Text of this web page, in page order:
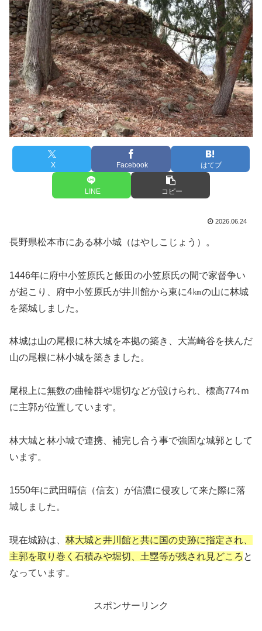
X Facebook はてブ
LINE コピー
2026.06.24
長野県松本市にある林小城（はやしこじょう）。
1446年に府中小笠原氏と飯田の小笠原氏の間で家督争い
が起こり、府中小笠原氏が井川館から東に4㎞の山に林城
を築城しました。
林城は山の尾根に林大城を本拠の築き、大嵩崎谷を挟んだ
山の尾根に林小城を築きました。
尾根上に無数の曲輪群や堀切などが設けられ、標高774ｍ
に主郭が位置しています。
林大城と林小城で連携、補完し合う事で強固な城郭として
います。
1550年に武田晴信（信玄）が信濃に侵攻して来た際に落
城しました。
現在城跡は、 林大城と井川館と共に国の史跡に指定され、
主郭を取り巻く石積みや堀切、土塁等が残され見どころ と
なっています。
スポンサーリンク